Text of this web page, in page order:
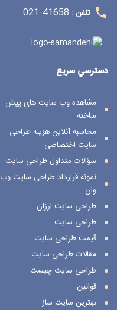
تلفن : 41658-021
دسترسي سريع
مشاهده وب سایت های پیش
ساخته
محاسبه آنلاین هزینه طراحی
سایت اختصاصی
سؤالات متداول طراحی سایت
نمونه قرارداد طراحی سایت وب
وان
طراحی سایت ارزان
طراحی سایت
قیمت طراحی سایت
مقالات طراحی سایت
طراحی سایت چیست
قوانین
بهترین سایت ساز